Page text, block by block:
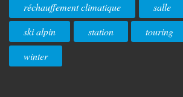
réchauffement climatique
salle
ski alpin
station touring
winter